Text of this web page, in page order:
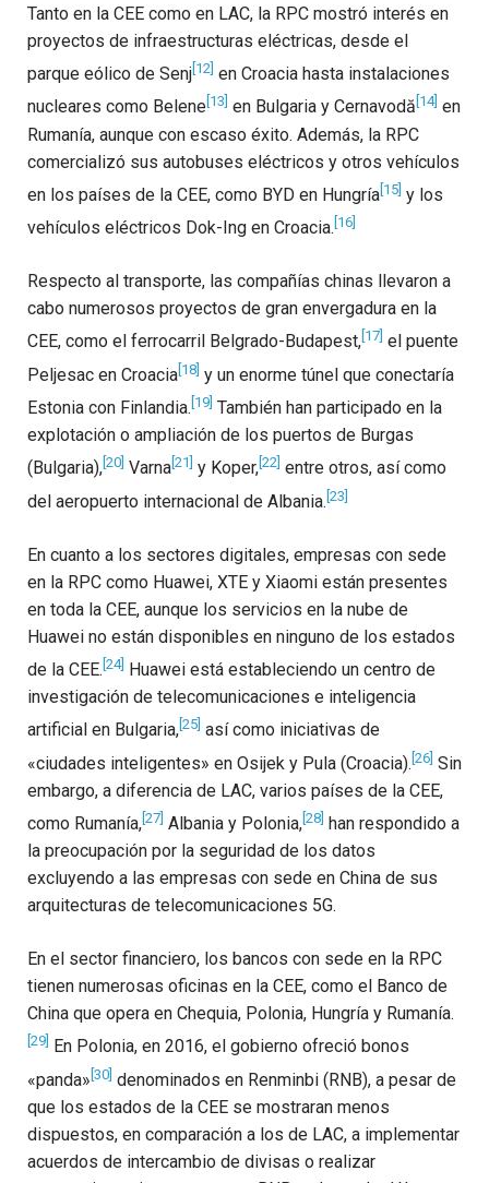
Tanto en la CEE como en LAC, la RPC mostró interés en
proyectos de infraestructuras eléctricas, desde el
parque eólico de Senj [12] en Croacia hasta instalaciones
nucleares como Belene [13] en Bulgaria y Cernavodă [14] en
Rumanía, aunque con escaso éxito. Además, la RPC
comercializó sus autobuses eléctricos y otros vehículos
en los países de la CEE, como BYD en Hungría[15] y los
vehículos eléctricos Dok-Ing en Croacia. [16]
Respecto al transporte, las compañías chinas llevaron a
cabo numerosos proyectos de gran envergadura en la
CEE, como el ferrocarril Belgrado-Budapest, [17] el puente
Peljesac en Croacia[18] y un enorme túnel que conectaría
Estonia con Finlandia. [19] También han participado en la
explotación o ampliación de los puertos de Burgas
(Bulgaria), [20] Varna [21] y Koper, [22] entre otros, así como
del aeropuerto internacional de Albania. [23]
En cuanto a los sectores digitales, empresas con sede
en la RPC como Huawei, XTE y Xiaomi están presentes
en toda la CEE, aunque los servicios en la nube de
Huawei no están disponibles en ninguno de los estados
de la CEE. [24] Huawei está estableciendo un centro de
investigación de telecomunicaciones e inteligencia
artificial en Bulgaria, [25] así como iniciativas de
«ciudades inteligentes» en Osijek y Pula (Croacia). [26] Sin
embargo, a diferencia de LAC, varios países de la CEE,
como Rumanía, [27] Albania y Polonia, [28] han respondido a
la preocupación por la seguridad de los datos
excluyendo a las empresas con sede en China de sus
arquitecturas de telecomunicaciones 5G.
En el sector financiero, los bancos con sede en la RPC
tienen numerosas oficinas en la CEE, como el Banco de
China que opera en Chequia, Polonia, Hungría y Rumanía.
[29]
En Polonia, en 2016, el gobierno ofreció bonos
«panda» [30] denominados en Renminbi (RNB), a pesar de
que los estados de la CEE se mostraran menos
dispuestos, en comparación a los de LAC, a implementar
acuerdos de intercambio de divisas o realizar